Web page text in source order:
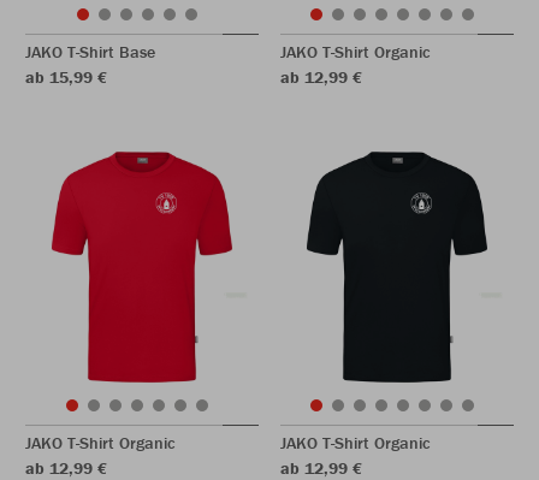
JAKO T-Shirt Base
ab 15,99 €
JAKO T-Shirt Organic
ab 12,99 €
JAKO T-Shirt Organic
ab 12,99 €
JAKO T-Shirt Organic
ab 12,99 €